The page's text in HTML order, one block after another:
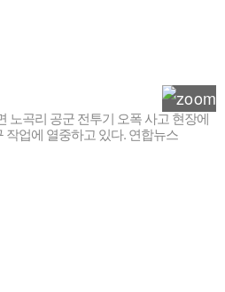
노곡리 공군 전투기 오폭 사고 현장에
작업에 열중하고 있다. 연합뉴스